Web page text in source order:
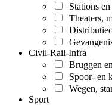
Stations
Theaters,
Civil-Rail-Infra
Bruggen
Spoor- en
Wegen,
Sport